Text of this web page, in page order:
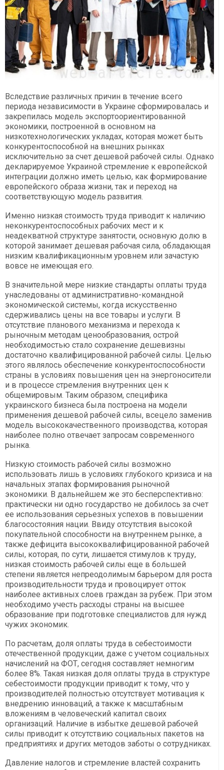
Вследствие различных причин в течение всего
периода независимости в Украине сформировалась и
закрепилась модель экспортоориентированной
экономики, построенной в основном на
низкотехнологических укладах, которая может быть
конкурентоспособной на внешних рынках
исключительно за счет дешевой рабочей силы. Однако
декларируемое Украиной стремление к европейской
интеграции должно иметь целью, как формирование
европейского образа жизни, так и переход на
соответствующую модель развития.
Именно низкая стоимость труда приводит к наличию
неконкурентоспособных рабочих мест и к
неадекватной структуре занятости, основную долю в
которой занимает дешевая рабочая сила, обладающая
низким квалификационным уровнем или зачастую
вовсе не имеющая его.
В значительной мере низкие стандарты оплаты труда
унаследованы от административно-командной
экономической системы, когда искусственно
сдерживались цены на все товары и услуги. В
отсутствие планового механизма и перехода к
рыночным методам ценообразования, острой
необходимостью стало сохранение дешевизны
достаточно квалифицированной рабочей силы. Целью
этого являлось обеспечение конкурентоспособности
страны в условиях повышения цен на энергоносители
и в процессе стремления внутренних цен к
общемировым. Таким образом, специфика
украинского бизнеса была построена на модели
применения дешевой рабочей силы, всецело заменив
модель высококачественного производства, которая
наиболее полно отвечает запросам современного
рынка.
Низкую стоимость рабочей силы возможно
использовать лишь в условиях глубокого кризиса и на
начальных этапах формирования рыночной
экономики. В дальнейшем же это бесперспективно:
практически ни одно государство не добилось за счет
ее использования серьезных успехов в повышении
благосостояния нации. Ввиду отсутствия высокой
покупательной спо­собности на внутреннем рынке, а
также дефицита высококвалифицированной рабочей
силы, которая, по сути, лишается стимулов к труду,
низкая стоимость рабочей силы еще в большей
степени является непреодолимым барьером для роста
производительности труда и провоцирует отток
наиболее активных слоев граждан за рубеж. При этом
необходимо учесть расходы страны на высшее
образование при подготовке специалистов для нужд
чужих экономик.
По расчетам, доля оплаты труда в себестоимости
отечественной продукции, даже с учетом социальных
начислений на ФОТ, сегодня составляет немногим
более 8%. Такая низкая доля оплаты труда в структуре
себестоимости продукции приводит к тому, что у
производителей полностью отсутствует мотивация к
внедрению инноваций, а также к масштабным
вложениям в человеческий капитал своих
организаций. Наличие в избытке дешевой рабочей
силы приводит к отсутствию социальных пакетов на
предприятиях и других методов заботы о сотрудниках.
Давление налогов и стремление властей сохранить